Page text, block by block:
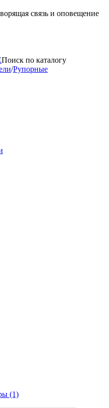
связь и оповещение
Поиск по каталогу
/Рупорные
(1)